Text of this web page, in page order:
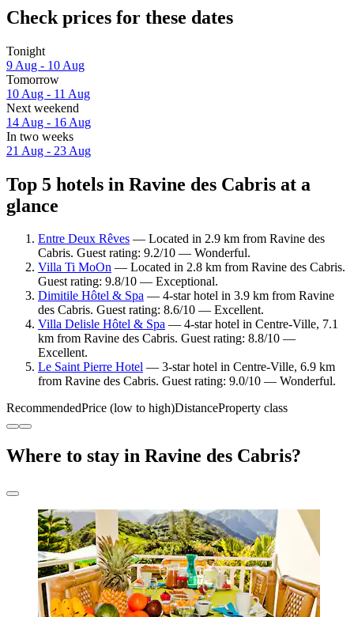
Check prices for these dates
Tonight
9 Aug - 10 Aug
Tomorrow
10 Aug - 11 Aug
Next weekend
14 Aug - 16 Aug
In two weeks
21 Aug - 23 Aug
Top 5 hotels in Ravine des Cabris at a
glance
Entre Deux Rêves — Located in 2.9 km from Ravine des
Cabris. Guest rating: 9.2/10 — Wonderful.
Villa Ti MoOn — Located in 2.8 km from Ravine des Cabris.
Guest rating: 9.8/10 — Exceptional.
Dimitile Hôtel & Spa — 4-star hotel in 3.9 km from Ravine
des Cabris. Guest rating: 8.6/10 — Excellent.
Villa Delisle Hôtel & Spa — 4-star hotel in Centre-Ville, 7.1
km from Ravine des Cabris. Guest rating: 8.8/10 —
Excellent.
Le Saint Pierre Hotel — 3-star hotel in Centre-Ville, 6.9 km
from Ravine des Cabris. Guest rating: 9.0/10 — Wonderful.
RecommendedPrice (low to high)DistanceProperty class
Where to stay in Ravine des Cabris?